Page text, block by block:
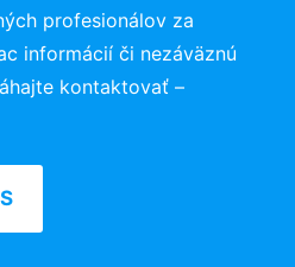
profesionálov za
informácií či nezáväznú
kontaktovať –